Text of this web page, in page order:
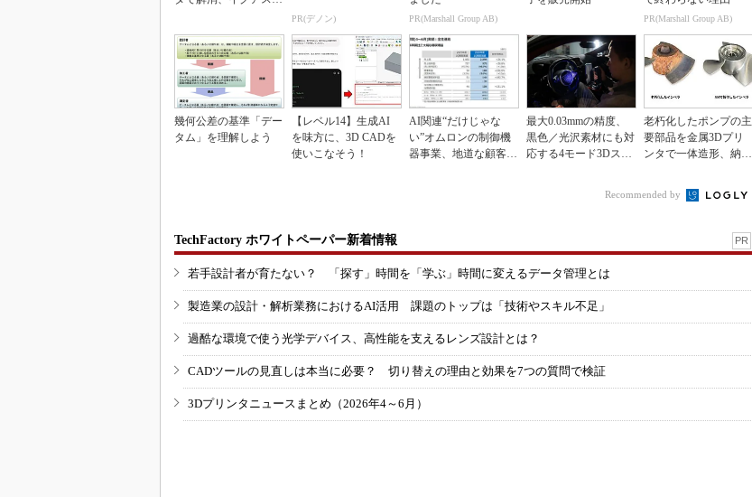
PR(デノン) PR(Marshall Group AB) PR(Marshall Group AB)
幾何公差の基準「デー
タム」を理解しよう
【レベル14】生成AI
を味方に、3D CADを
使いこなそう！
AI関連“だけじゃな
い”オムロンの制御機
器事業、地道な顧客基
最大0.03mmの精度、
黒色／光沢素材にも対
応する4モード3Dスキ
老朽化したポンプの主
要部品を金属3Dプリ
ンタで一体造形、納期
Recommended by
TechFactory ホワイトペーパー新着情報 PR
若手設計者が育たない？ 「探す」時間を「学ぶ」時間に変えるデータ管理とは
製造業の設計・解析業務におけるAI活用 課題のトップは「技術やスキル不足」
過酷な環境で使う光学デバイス、高性能を支えるレンズ設計とは？
CADツールの見直しは本当に必要？ 切り替えの理由と効果を7つの質問で検証
3Dプリンタニュースまとめ（2026年4～6月）